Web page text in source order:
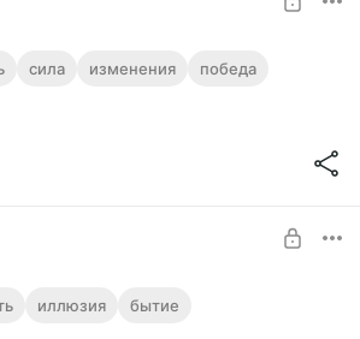
метафизико-
«Про чертиков»
сила изменения
победа
перенос эфирного
иллюзия бытие